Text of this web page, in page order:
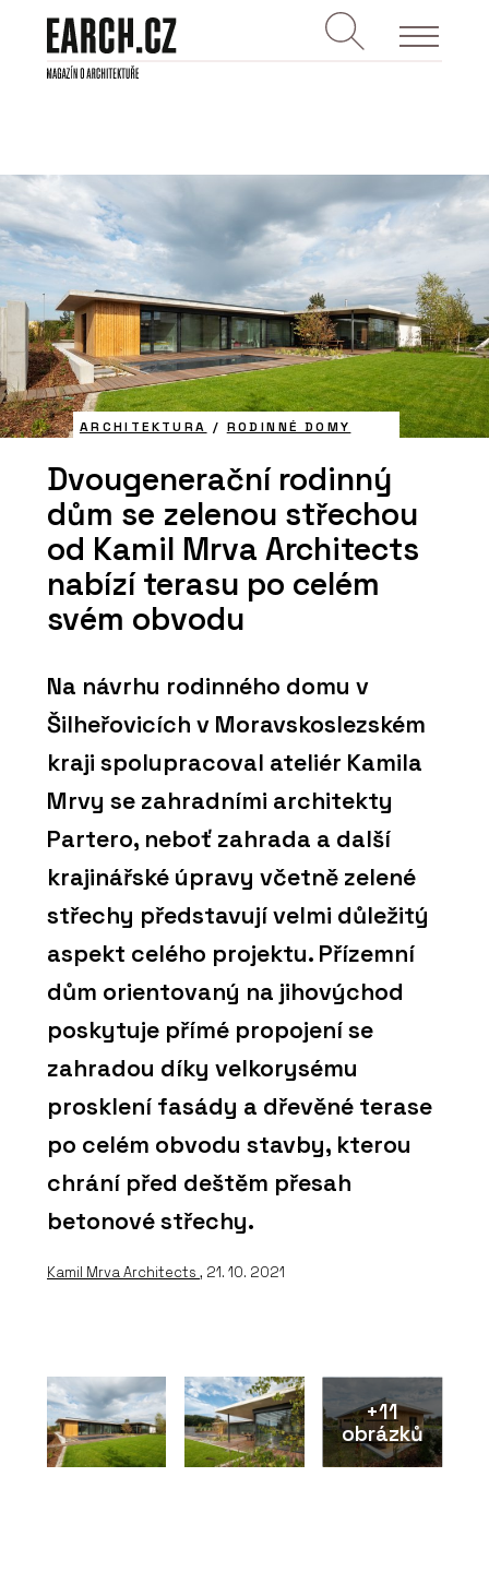
ARCHITEKTURA / RODINNÉ DOMY
Dvougenerační rodinný
dům se zelenou střechou
od Kamil Mrva Architects
nabízí terasu po celém
svém obvodu
Na návrhu rodinného domu v
Šilheřovicích v Moravskoslezském
kraji spolupracoval ateliér Kamila
Mrvy se zahradními architekty
Partero, neboť zahrada a další
krajinářské úpravy včetně zelené
střechy představují velmi důležitý
aspekt celého projektu. Přízemní
dům orientovaný na jihovýchod
poskytuje přímé propojení se
zahradou díky velkorysému
prosklení fasády a dřevěné terase
po celém obvodu stavby, kterou
chrání před deštěm přesah
betonové střechy.
Kamil Mrva Architects , 21. 10. 2021
+11
obrázků